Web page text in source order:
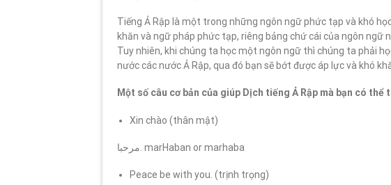
Tiếng Ả Rập là một trong những ngôn ngữ phức tạp và khó
khăn và ngữ pháp phức tạp, riêng bảng chứ cái của ngôn ngữ
Tuy nhiên, khi chúng ta học một ngôn ngữ thì chúng ta phải
nước các nước Ả Rập, qua đó bạn sẽ bớt được áp lực và khó
Một số câu cơ bản của giúp Dịch tiếng Ả Rập mà bạn có thể
Xin chào (thân mật)
مرحبا. marHaban or marhaba
Peace be with you. (trịnh trọng)